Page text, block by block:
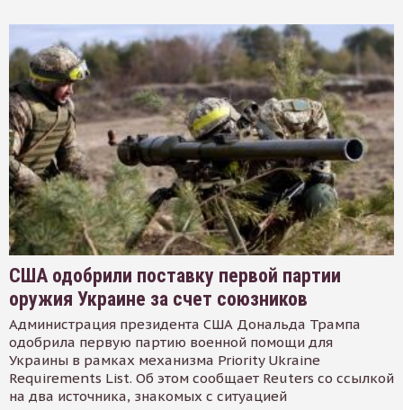
США одобрили поставку первой партии
оружия Украине за счет союзников
Администрация президента США Дональда Трампа
одобрила первую партию военной помощи для
Украины в рамках механизма Priority Ukraine
Requirements List. Об этом сообщает Reuters со ссылкой
на два источника, знакомых с ситуацией